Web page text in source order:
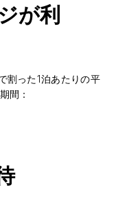
が利
割った1泊あたりの平
間：